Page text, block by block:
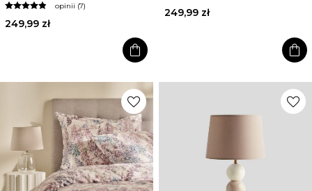
opinii (7)
249,99 zł
shopping_bag
249,99 zł
shopping_bag
favorite favorite